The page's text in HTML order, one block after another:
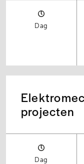
Dag
projecten
Dag